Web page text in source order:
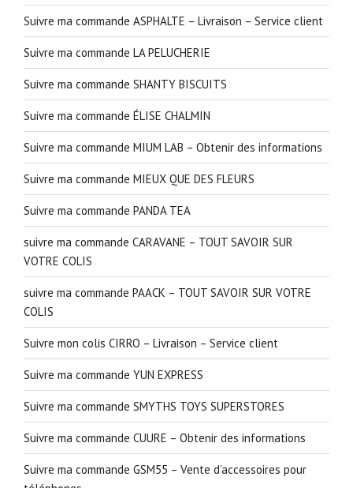
Suivre ma commande ASPHALTE – Livraison – Service client
Suivre ma commande LA PELUCHERIE
Suivre ma commande SHANTY BISCUITS
Suivre ma commande ÉLISE CHALMIN
Suivre ma commande MIUM LAB – Obtenir des informations
Suivre ma commande MIEUX QUE DES FLEURS
Suivre ma commande PANDA TEA
suivre ma commande CARAVANE – TOUT SAVOIR SUR
VOTRE COLIS
suivre ma commande PAACK – TOUT SAVOIR SUR VOTRE
COLIS
Suivre mon colis CIRRO – Livraison – Service client
Suivre ma commande YUN EXPRESS
Suivre ma commande SMYTHS TOYS SUPERSTORES
Suivre ma commande CUURE – Obtenir des informations
Suivre ma commande GSM55 – Vente d’accessoires pour